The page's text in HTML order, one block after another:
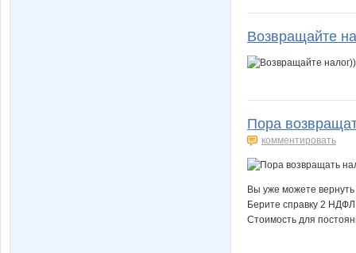
Возвращайте
Пора
комментировать
Вы уже можете
Берите справку 2
Стоимость для